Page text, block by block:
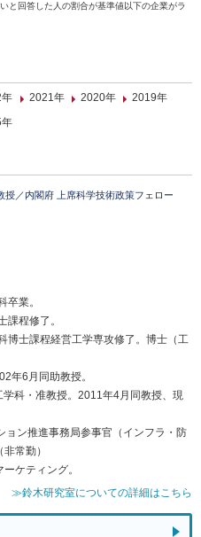
と回答した人の割合が基準値以下の企業がラ
2021年 2020年
2019年
授／内閣府 上席科学技術政策フェロー
卒業。
課程修了。
博士課程経営工学専攻修了。博士（工
年6月同助教授。
科・准教授。2011年4月同教授、現
ン推進事務局参事官（インフラ・防
常勤）
ケティング。
≫鈴木研究室についての詳細はこちら